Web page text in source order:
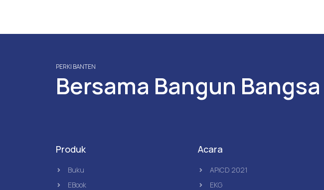
PERKI BANTEN
Bersama Bangun Bangsa
Produk
Buku
EBook
Acara
APiCD 2021
EKG